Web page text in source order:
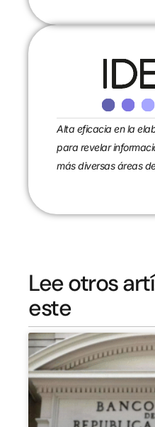
Alta eficacia en la
para revelar
más diversas áreas
Lee otros
este